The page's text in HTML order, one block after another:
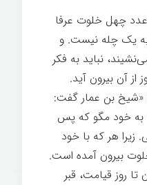
چهل خلوت عرفا
یک چله‌ نیست. و
نباید به فکر
آن بیرون آید.
«شیخ بن عمار گفت:
خود مگو که پس
زیرا هر که با خود
بیرون آمده است.
تا روز قیامت، قبر